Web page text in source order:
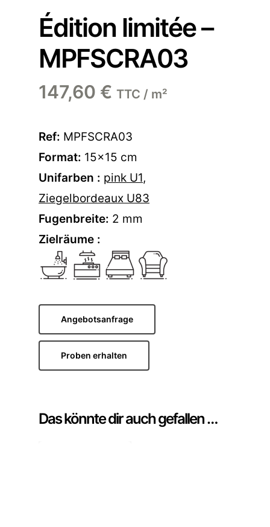
Édition limitée –
MPFSCRA03
147,60 € TTC / m²
Ref: MPFSCRA03
Format: 15×15 cm
Unifarben : pink U1,
Ziegelbordeaux U83
Fugenbreite: 2 mm
Zielräume :
Angebotsanfrage
Proben erhalten
Das könnte dir auch gefallen …